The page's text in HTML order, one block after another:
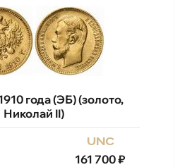
года (ЭБ) (золото,
Николай II)
unc
161 700₽